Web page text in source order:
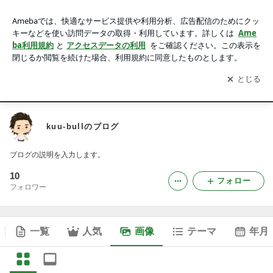
アプリをダウンロードして ブログの更新通知
を受け取りまし
ょう。
開く
kuu-bullのブログ
ブログの説明を入力します。
10
フォロワー
フォロー
一覧 人気 画像 テーマ 年月